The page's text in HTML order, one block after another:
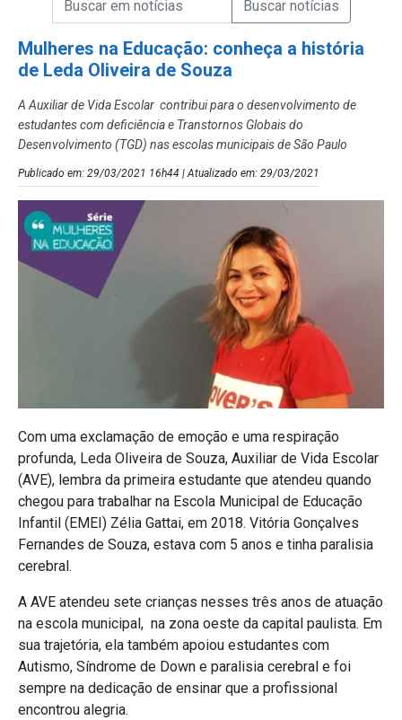
Mulheres na Educação: conheça a história
de Leda Oliveira de Souza
A Auxiliar de Vida Escolar contribui para o desenvolvimento de
estudantes com deficiência e Transtornos Globais do
Desenvolvimento (TGD) nas escolas municipais de São Paulo
Publicado em: 29/03/2021 16h44 | Atualizado em: 29/03/2021
Com uma exclamação de emoção e uma respiração
profunda, Leda Oliveira de Souza, Auxiliar de Vida Escolar
(AVE), lembra da primeira estudante que atendeu quando
chegou para trabalhar na Escola Municipal de Educação
Infantil (EMEI) Zélia Gattai, em 2018. Vitória Gonçalves
Fernandes de Souza, estava com 5 anos e tinha paralisia
cerebral.
A AVE atendeu sete crianças nesses três anos de atuação
na escola municipal, na zona oeste da capital paulista. Em
sua trajetória, ela também apoiou estudantes com
Autismo, Síndrome de Down e paralisia cerebral e foi
sempre na dedicação de ensinar que a profissional
encontrou alegria.